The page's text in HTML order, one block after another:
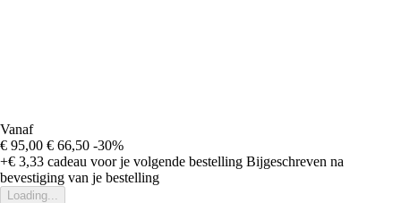
Vanaf
€ 95,00 € 66,50 -30%
+€ 3,33 cadeau voor je volgende bestelling Bijgeschreven na
bevestiging van je bestelling
Loading...